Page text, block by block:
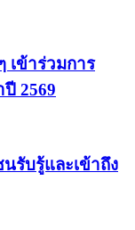
เข้าร่วมการ
2569
รับรู้และเข้าถึง